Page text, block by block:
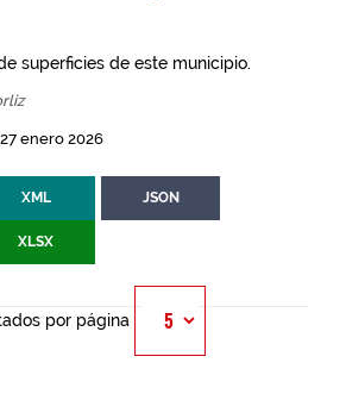
superficies de este municipio.
enero 2026
XML JSON
XLSX
por página